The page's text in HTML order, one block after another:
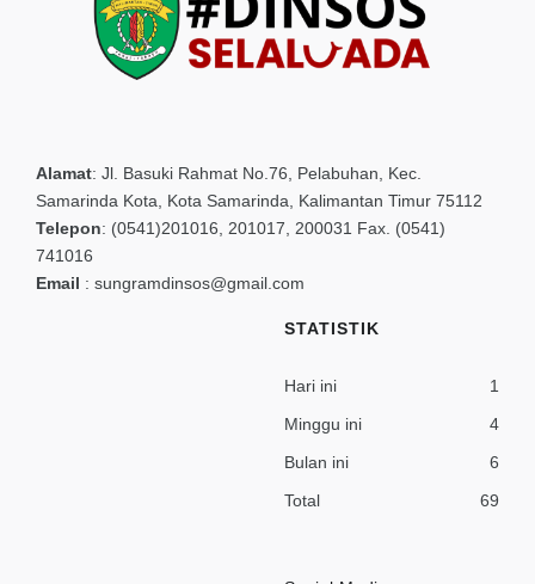
Alamat: Jl. Basuki Rahmat No.76, Pelabuhan, Kec.
Samarinda Kota, Kota Samarinda, Kalimantan Timur 75112
Telepon: (0541)201016, 201017, 200031 Fax. (0541)
741016
Email : sungramdinsos@gmail.com
STATISTIK
Hari ini
1
Minggu ini
4
Bulan ini
6
Total
69